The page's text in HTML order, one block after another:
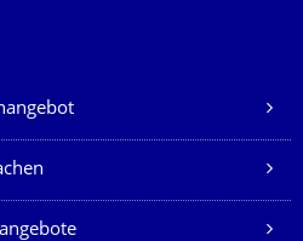
Dienste